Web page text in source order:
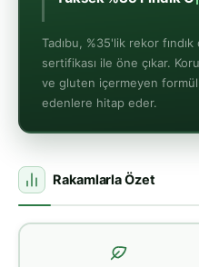
Tadıbu, %35'lik rekor
sertifikası ile öne çıkar.
ve gluten içermeyen
edenlere hitap eder.
Rakamlarla Özet